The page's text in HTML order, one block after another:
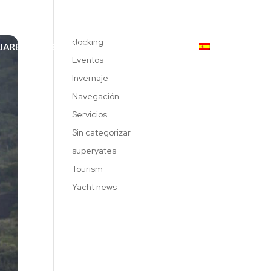
BRANDSdocking
Eventos
Invernaje
Navegación
Servicios
Sin categorizar
superyates
Tourism
Yacht news